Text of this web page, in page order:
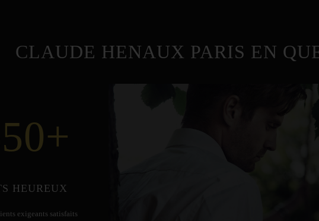
CLAUDE HENAUX PARIS EN
+
HEUREUX
exigeants satisfaits